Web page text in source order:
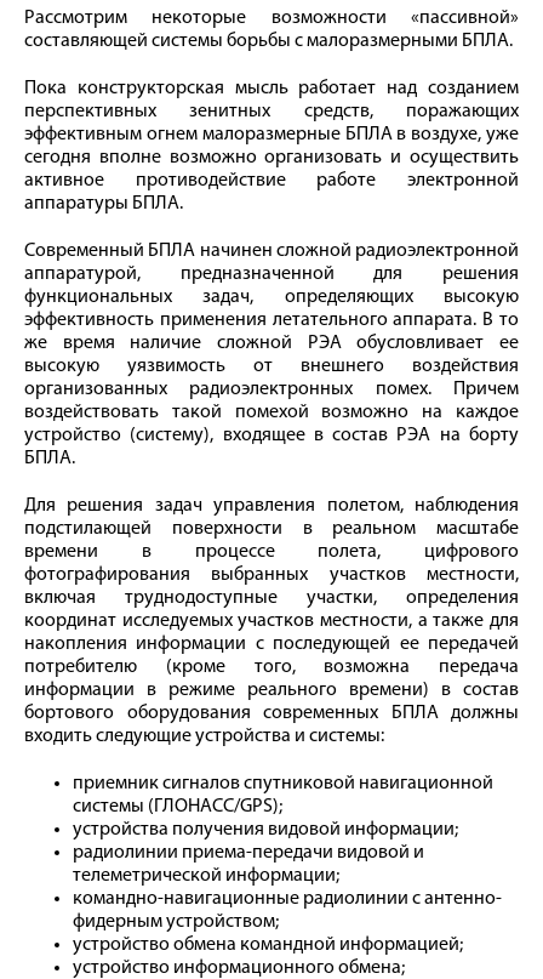
Рассмотрим некоторые возможности «пассивной»
составляющей системы борьбы с малоразмерными БПЛА.
Пока конструкторская мысль работает над созданием
перспективных зенитных средств, поражающих
эффективным огнем малоразмерные БПЛА в воздухе, уже
сегодня вполне возможно организовать и осуществить
активное противодействие работе электронной
аппаратуры БПЛА.
Современный БПЛА начинен сложной радиоэлектронной
аппаратурой, предназначенной для решения
функциональных задач, определяющих высокую
эффективность применения летательного аппарата. В то
же время наличие сложной РЭА обусловливает ее
высокую уязвимость от внешнего воздействия
организованных радиоэлектронных помех. Причем
воздействовать такой помехой возможно на каждое
устройство (систему), входящее в состав РЭА на борту
БПЛА.
Для решения задач управления полетом, наблюдения
подстилающей поверхности в реальном масштабе
времени в процессе полета, цифрового
фотографирования выбранных участков местности,
включая труднодоступные участки, определения
координат исследуемых участков местности, а также для
накопления информации с последующей ее передачей
потребителю (кроме того, возможна передача
информации в режиме реального времени) в состав
бортового оборудования современных БПЛА должны
входить следующие устройства и системы:
приемник сигналов спутниковой навигационной
системы (ГЛОНАСС/GPS);
устройства получения видовой информации;
радиолинии приема-передачи видовой и
телеметрической информации;
командно-навигационные радиолинии с антенно-
фидерным устройством;
устройство обмена командной информацией;
устройство информационного обмена;